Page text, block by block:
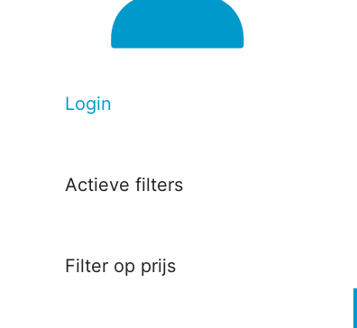
Login
Actieve filters
Filter op prijs